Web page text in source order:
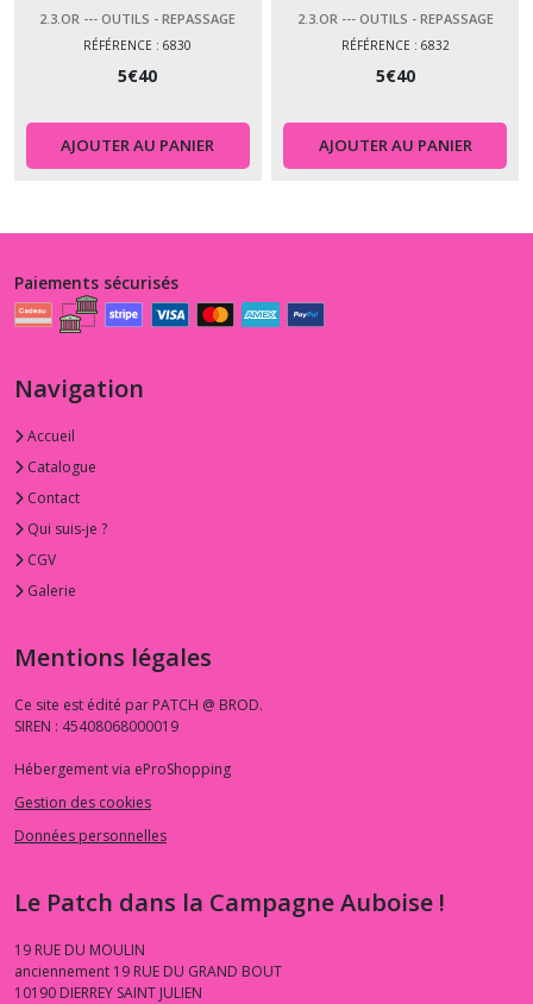
2.3.OR --- OUTILS - REPASSAGE
RÉFÉRENCE : 6830
5€40
AJOUTER AU PANIER
2.3.OR --- OUTILS - REPASSAGE
RÉFÉRENCE : 6832
5€40
AJOUTER AU PANIER
Paiements sécurisés
Navigation
Accueil
Catalogue
Contact
Qui suis-je ?
CGV
Galerie
Mentions légales
Ce site est édité par PATCH @ BROD.
SIREN : 45408068000019
Hébergement via eProShopping
Gestion des cookies
Données personnelles
Le Patch dans la Campagne Auboise !
19 RUE DU MOULIN
anciennement 19 RUE DU GRAND BOUT
10190 DIERREY SAINT JULIEN